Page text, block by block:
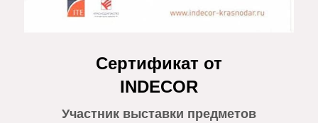
Сертификат от
INDECOR
Участник выставки предметов